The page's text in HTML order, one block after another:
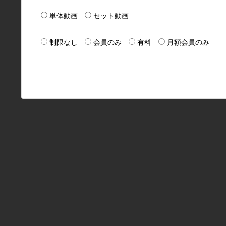
単体動画 セット動画
制限なし 会員のみ 有料 月額会員のみ